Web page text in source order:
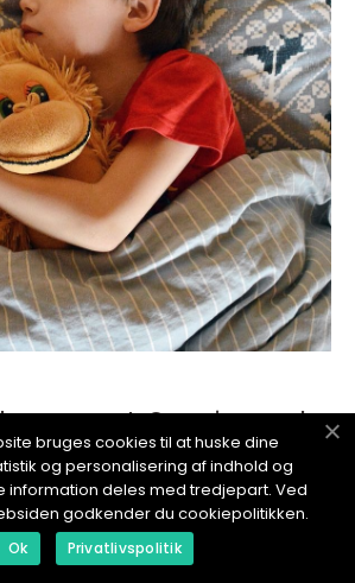
Organisera och
bruges cookies til at huske dine
og personalisering af indhold og
information deles med tredjepart. Ved
godkender du cookiepolitikken.
Ok Privatlivspolitik